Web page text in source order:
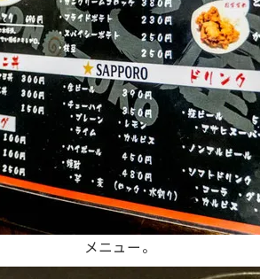
メニュー。